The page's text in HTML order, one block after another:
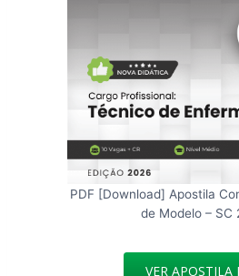
PDF [Download] Apostila
de Modelo – SC
VER APOSTILA